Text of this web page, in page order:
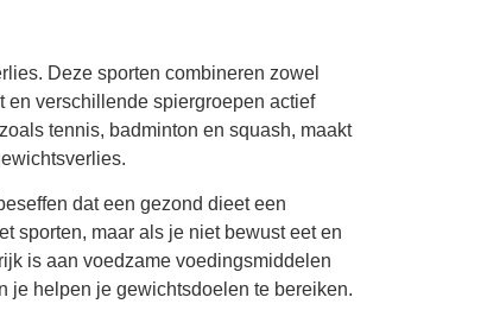
Deze sporten combineren zowel
en verschillende spiergroepen actief
tennis, badminton en squash, maakt
dat een gezond dieet een
sporten, maar als je niet bewust eet en
is aan voedzame voedingsmiddelen
je helpen je gewichtsdoelen te bereiken.